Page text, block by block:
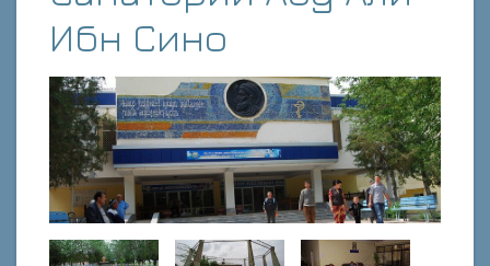
Ибн Сино